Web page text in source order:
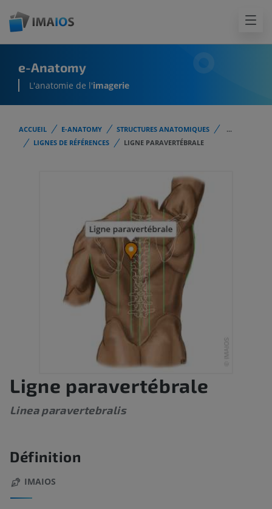
e-Anatomy
L'anatomie de l'imagerie
ACCUEIL E-ANATOMY STRUCTURES ANATOMIQUES
...
LIGNES DE RÉFÉRENCES
LIGNE PARAVERTÉBRALE
Ligne paravertébrale
Linea paravertebralis
Définition
IMAIOS